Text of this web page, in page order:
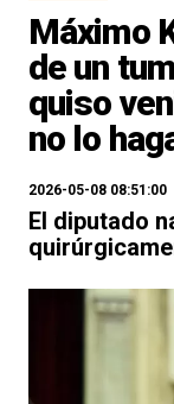
Máximo
de un
quiso
no lo
2026-05-08 08:51:00
El diputado